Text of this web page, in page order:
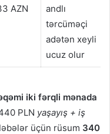
AZN
andlı
tərcüməçi
adətən xeyli
ucuz olur
iki fərqli mənada
PLN yaşayış + iş
üçün rüsum 340